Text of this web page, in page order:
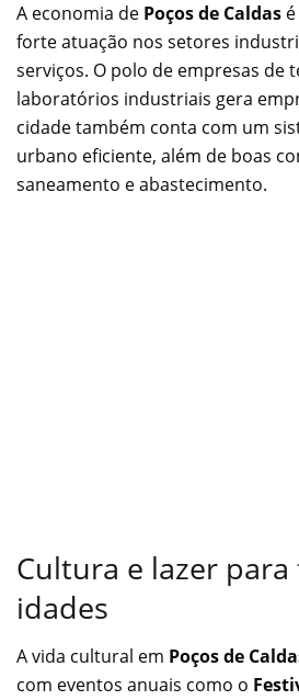
A economia de Poços de Caldas
forte atuação nos setores
serviços. O polo de empresas de
laboratórios industriais gera
cidade também conta com um
urbano eficiente, além de boas
saneamento e abastecimento.
Cultura e lazer para
idades
A vida cultural em Poços de
com eventos anuais como o